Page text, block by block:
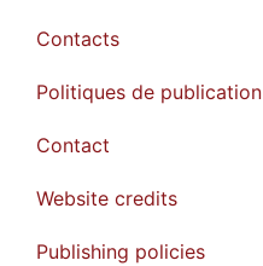
Contacts
Politiques de publication
Contact
Website credits
Publishing policies